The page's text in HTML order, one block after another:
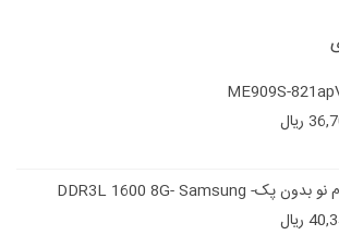
ریال
ریال